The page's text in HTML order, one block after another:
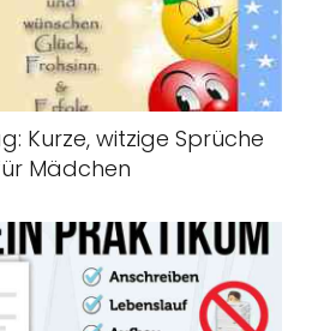
Kurze, witzige Sprüche
Mädchen